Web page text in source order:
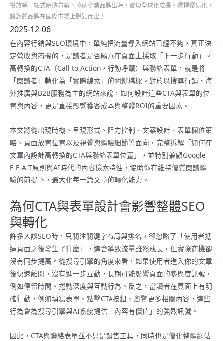
投放等一站式解決方案，協助企業品牌出海，實現全球化成長。選擇優易化，
讓您的品牌在國際市場上脫穎而出！
2025-12-06
在內容行銷與SEO環境中，單純把流量導入網站已經不夠，真正決
定營收與商機的，是讀者是否願意在頁面上採取「下一步行動」。
高轉換的CTA（Call to Action，行動呼籲）與聯絡表單，就是將
「閱讀者」轉化為「實際線索」的關鍵橋樑。對於以搜尋行銷、海
外推廣與B2B服務為主的網站來說，如何設計這些CTA與表單的位
置與內容，更是直接影響獲客成本與整體ROI的重要因素。
本文將從出現時機、呈現形式、阻力控制、文案設計、表單欄位策
略、頁面放置位置以及視覺與體驗細節等面向，完整拆解「如何在
文章內設計高轉換的CTA與聯絡表單位置」，並特別兼顧Google
E‑E‑A‑T原則與AI時代的內容檢索特性，協助你在維持優質閱讀體
驗的前提下，最大化每一篇文章的轉化能力。
為何CTA與表單設計會影響整體SEO
與轉化
許多人談SEO時，只關注關鍵字布局與排名，卻忽略了「使用者抵
達頁面之後發生了什麼」，這會導致流量雖然成長，但實際商機卻
沒有同步提高。從搜尋引擎的角度來看，如果使用者進入你的文章
後快速離開，沒有進一步互動，長期可能影響頁面的參與度訊號，
例如停留時間、捲動深度與互動行為。反之，當讀者在頁面上有明
確行動，例如填寫表單、點擊CTA按鈕、瀏覽更多相關內容，這些
行為會為搜尋引擎與AI系統提供「內容有價值」的強烈訊號。
因此，CTA與聯絡表單並不只是銷售工具，同時也是優化整體網站